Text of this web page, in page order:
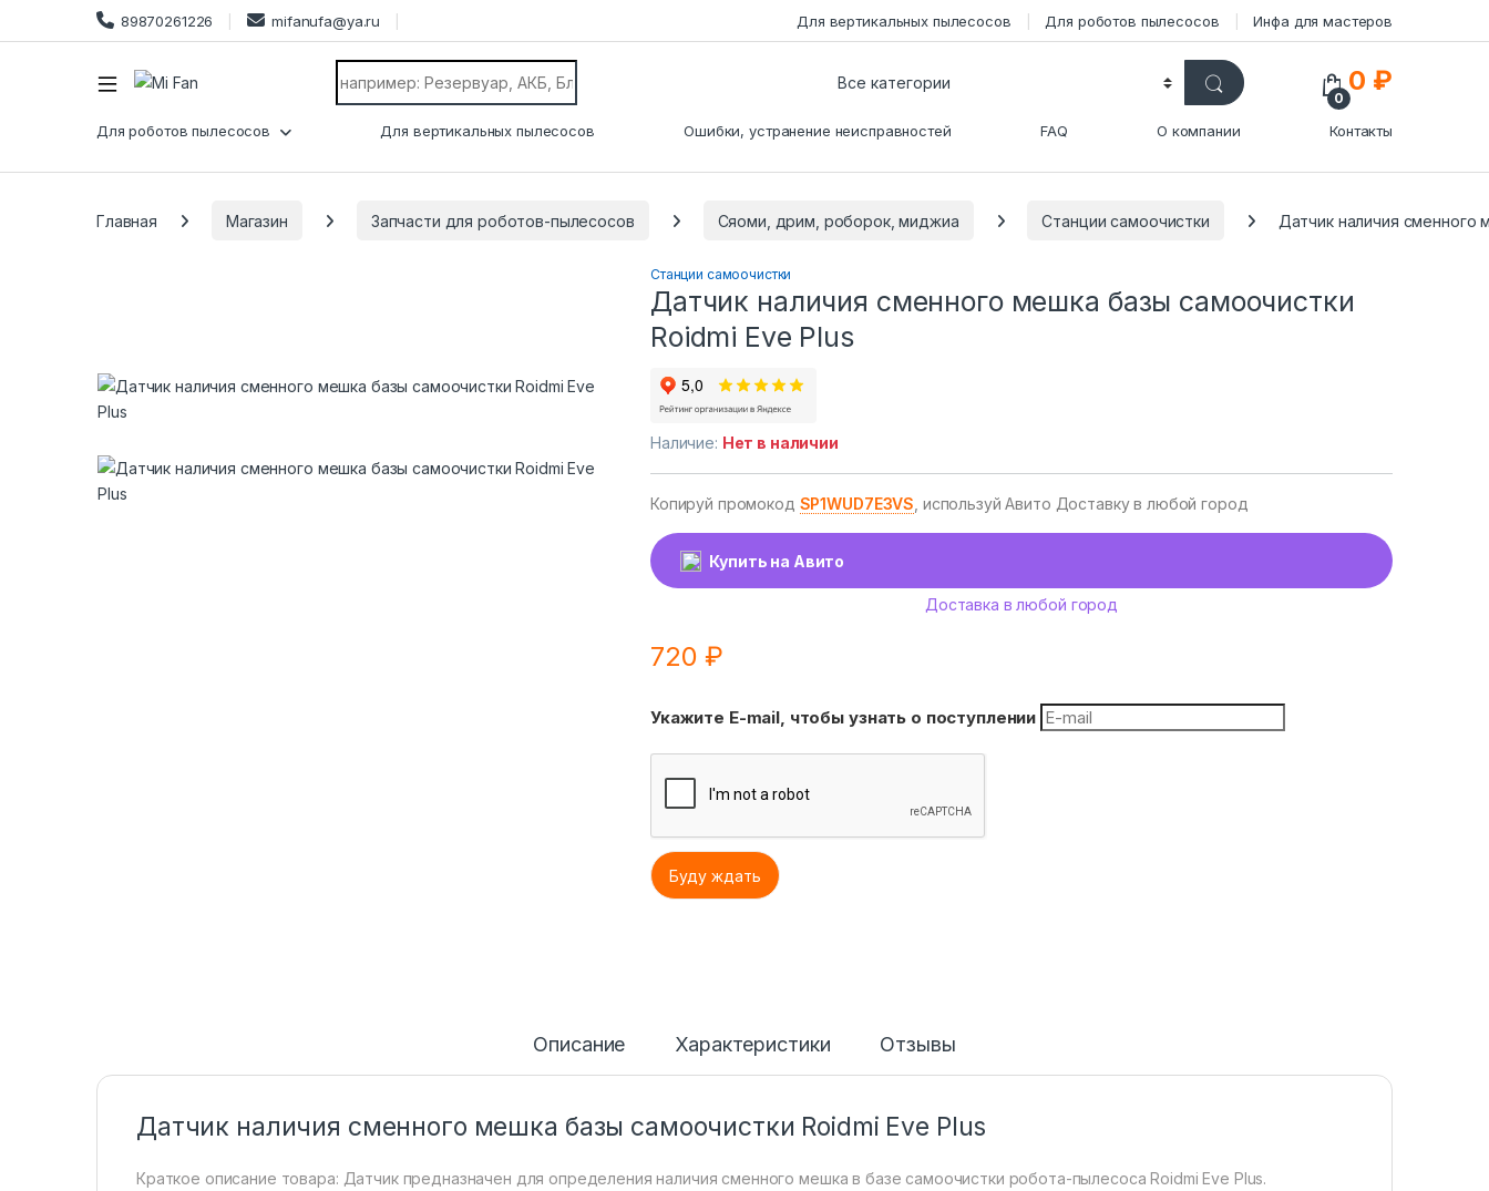
89870261226 mifanufa@ya.ru Для вертикальных пылесосов Для роботов пылесосов Инфа для мастеров
Search for:
Для роботов пылесосов Для вертикальных пылесосов Ошибки, устранение неисправностей FAQ О компании Контакты
0
0 ₽
Главная Магазин Запчасти для роботов-пылесосов Сяоми, дрим, роборок, миджиа Станции самоочистки Датчик наличия сменного
Станции самоочистки
Датчик наличия сменного мешка базы самоочистки
Roidmi Eve Plus
Наличие: Нет в наличии
Копируй промокод SP1WUD7E3VS, используй Авито Доставку в любой город
Купить на Авито
Доставка в любой город
720₽
Укажите E-mail, чтобы узнать о поступлении
Описание Характеристики Отзывы
Датчик наличия сменного мешка базы самоочистки Roidmi Eve Plus
Краткое описание товара: Датчик предназначен для определения наличия сменного мешка в базе самоочистки робота-пылесоса Roidmi Eve Plus.